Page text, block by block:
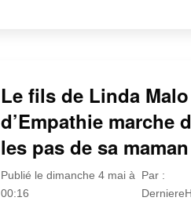
Le fils de Linda Malo
d’Empathie marche
les pas de sa maman
Publié le dimanche 4 mai à
00:16
Par :